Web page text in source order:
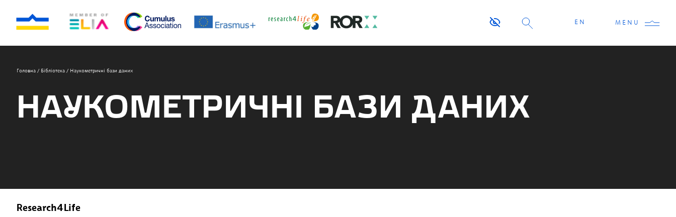
EN MENU
Головна / Бібліотека / Наукометричні бази даних
НАУКОМЕТРИЧНІ БАЗИ ДАНИХ
Research4Life